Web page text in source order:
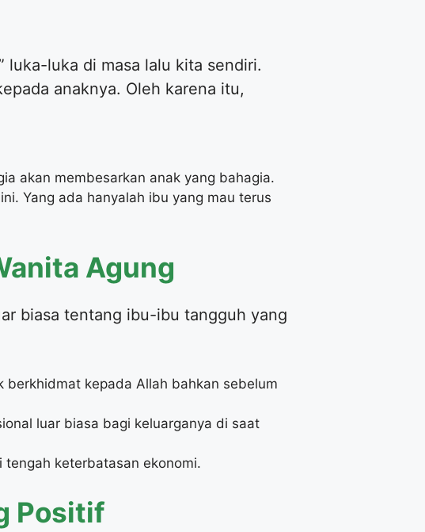
luka-luka di masa lalu kita sendiri.
anaknya. Oleh karena itu,
akan membesarkan anak yang bahagia.
Yang ada hanyalah ibu yang mau terus
Agung
biasa tentang ibu-ibu tangguh yang
berkhidmat kepada Allah bahkan sebelum
luar biasa bagi keluarganya di saat
keterbatasan ekonomi.
Positif